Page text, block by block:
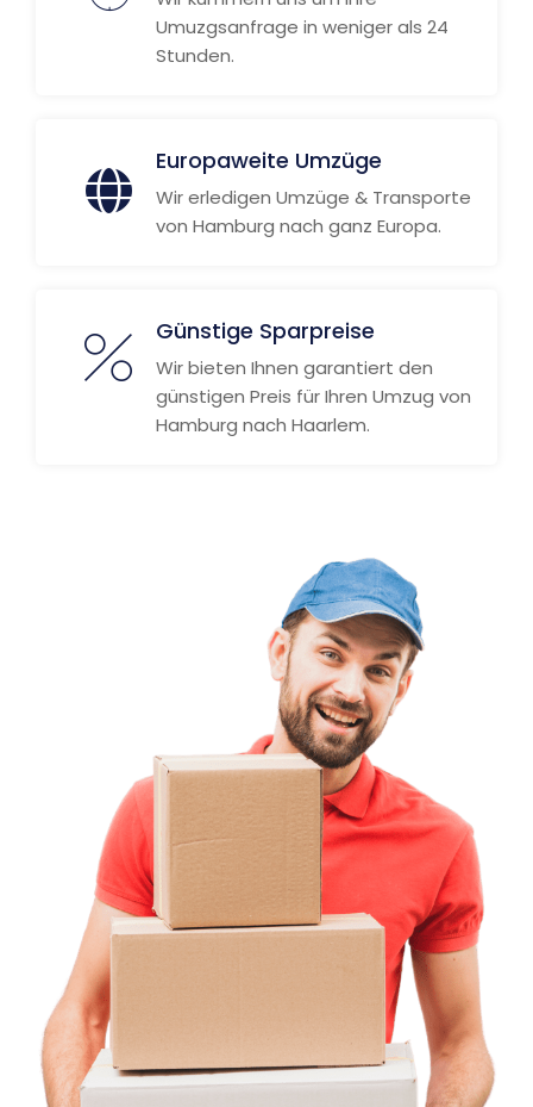
Umuzgsanfrage in weniger als 24
Stunden.
Europaweite Umzüge
Wir erledigen Umzüge & Transporte
von Hamburg nach ganz Europa.
Günstige Sparpreise
Wir bieten Ihnen garantiert den
günstigen Preis für Ihren Umzug von
Hamburg nach Haarlem.